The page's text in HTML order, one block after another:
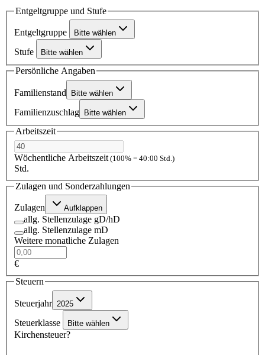
Entgeltgruppe und Stufe
Entgeltgruppe Bitte wählen
Stufe Bitte wählen
Persönliche Angaben
Familienstand Bitte wählen
Familienzuschlag Bitte wählen
Arbeitszeit
Wöchentliche Arbeitszeit (100% = 40:00 Std.)
Std.
Zulagen und Sonderzahlungen
Zulagen Aufklappen
allg. Stellenzulage gD/hD
allg. Stellenzulage mD
Weitere monatliche Zulagen
€
Steuern
Steuerjahr 2025
Steuerklasse Bitte wählen
Kirchensteuer?